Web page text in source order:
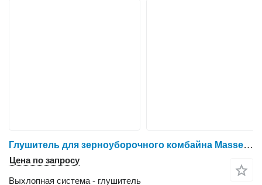
Глушитель для зерноуборочного комбайна Massey Ferguson 7256
Цена по запросу
Выхлопная система - глушитель